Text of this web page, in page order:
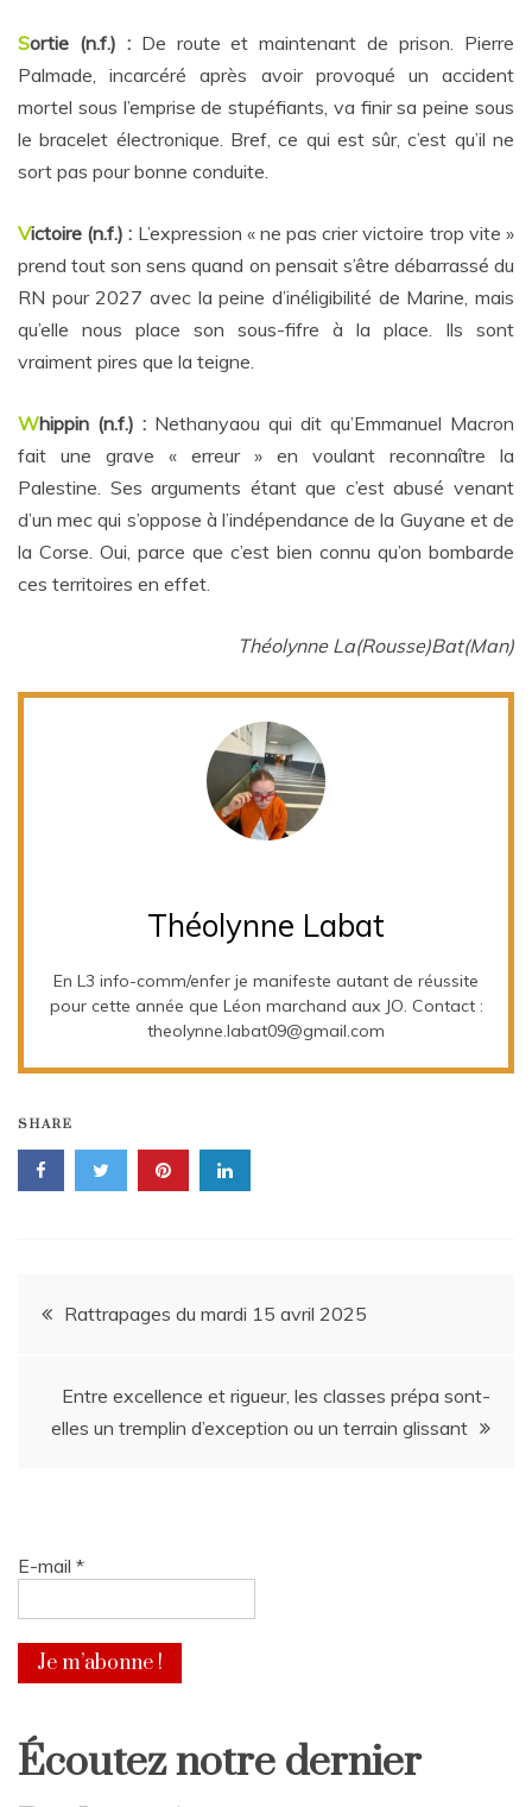
Sortie (n.f.) :De route et maintenant de prison. Pierre
Palmade, incarcéré après avoir provoqué un accident
mortel sous l’emprise de stupéfiants, va finir sa peine sous
le bracelet électronique. Bref, ce qui est sûr, c’est qu’il ne
sort pas pour bonne conduite.
Victoire (n.f.) : L’expression « ne pas crier victoire trop vite »
prend tout son sens quand on pensait s’être débarrassé du
RN pour 2027 avec la peine d’inéligibilité de Marine, mais
qu’elle nous place son sous-fifre à la place. Ils sont
vraiment pires que la teigne.
Whippin (n.f.) : Nethanyaou qui dit qu’Emmanuel Macron
fait une grave « erreur » en voulant reconnaître la
Palestine. Ses arguments étant que c’est abusé venant
d’un mec qui s’oppose à l’indépendance de la Guyane et de
la Corse. Oui, parce que c’est bien connu qu’on bombarde
ces territoires en effet.
Théolynne La(Rousse)Bat(Man)
Théolynne Labat
En L3 info-comm/enfer je manifeste autant de réussite
pour cette année que Léon marchand aux JO. Contact :
theolynne.labat09@gmail.com
SHARE
Navigation
l’article
Rattrapages du mardi 15 avril 2025
Entre excellence et rigueur, les classes prépa sont-
elles un tremplin d’exception ou un terrain glissant
E-mail *
Écoutez notre dernier